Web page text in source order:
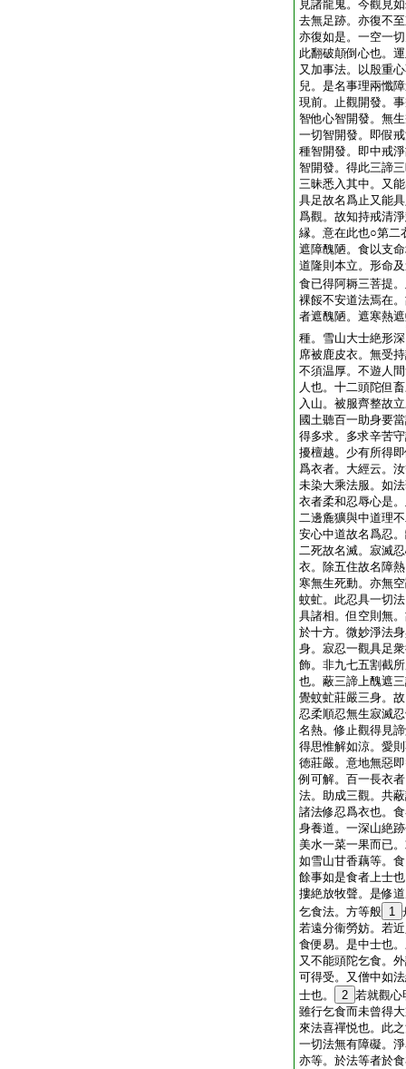
見諸龍鬼。今觀見
去無足跡。亦復不
亦復如是。一空一
此翻破顛倒心也。
又加事法。以殷重
兒。是名事理兩懺
現前。止觀開發。
智他心智開發。無
一切智開發。即假
種智開發。即中戒
智開發。得此三諦
三昧悉入其中。又
具足故名爲止又能
爲觀。故知持戒清
縁。意在此也○第二
遮障醜陋。食以支
道隆則本立。形命
食已得阿耨三菩提
裸餒不安道法焉在
者遮醜陋。遮寒熱
種。雪山大士絶形深
席被鹿皮衣。無受
不須温厚。不遊人
人也。十二頭陀但
入山。被服齊整故
國土聽百一助身要
得多求。多求辛苦
擾檀越。少有所得
爲衣者。大經云。
未染大乘法服。如
衣者柔和忍辱心是
二邊麁獷與中道理
安心中道故名爲忍
二死故名滅。寂滅
衣。除五住故名障
寒無生死動。亦無
蚊虻。此忍具一切
具諸相。但空則無
於十方。微妙淨法
身。寂忍一觀具足
飾。非九七五割截
也。蔽三諦上醜遮
覺蚊虻莊嚴三身。
忍柔順忍無生寂滅
名熱。修止觀得見
得思惟解如涼。愛
徳莊嚴。意地無惡
例可解。百一長衣
法。助成三觀。共
諸法修忍爲衣也。
身養道。一深山絶
美水一菜一果而已
如雪山甘香藕等。
餘事如是食者上士
摟絶放牧聲。是修
乞食法。方等般 1
若遠分衞勞妨。若
食便易。是中士也
又不能頭陀乞食。
可得受。又僧中如
士也。
2 若就觀心
雖行乞食而未曾得
來法喜禪悦也。此
一切法無有障礙。
亦等。於法等者於